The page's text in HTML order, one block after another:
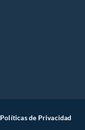
Políticas de Privacidad